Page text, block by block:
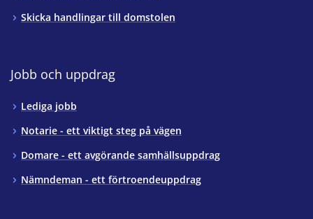
Skicka handlingar till domstolen
Jobb och uppdrag
Lediga jobb
Notarie - ett viktigt steg på vägen
Domare - ett avgörande samhällsuppdrag
Nämndeman - ett förtroendeuppdrag